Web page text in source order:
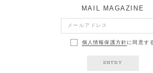
2019年3月 [1]
MAIL MAGAZINE
個人情報保護方針に同意す
ENTRY